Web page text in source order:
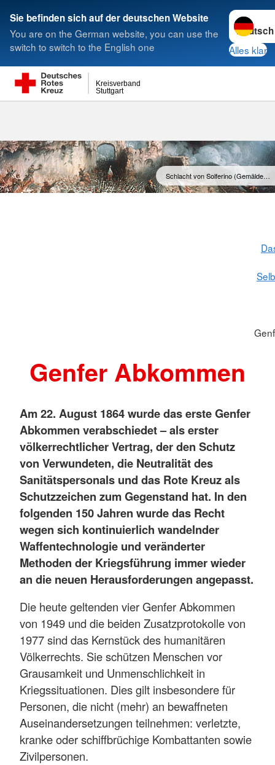
Sie befinden sich auf der deutschen Website
You are on the German website, you can use the
switch to switch to the English one
Sprache
Alles klar
Stuttgart
Kreisverband
Suche
Schlacht von Solferino (Gemälde…
Genfer Abkommen
Am 22. August 1864 wurde das erste Genfer
Abkommen verabschiedet – als erster
völkerrechtlicher Vertrag, der den Schutz
von Verwundeten, die Neutralität des
Sanitätspersonals und das Rote Kreuz als
Schutzzeichen zum Gegenstand hat. In den
folgenden 150 Jahren wurde das Recht
wegen sich kontinuierlich wandelnder
Waffentechnologie und veränderter
Methoden der Kriegsführung immer wieder
an die neuen Herausforderungen angepasst.
Die heute geltenden vier Genfer Abkommen
von 1949 und die beiden Zusatzprotokolle von
1977 sind das Kernstück des humanitären
Völkerrechts. Sie schützen Menschen vor
Grausamkeit und Unmenschlichkeit in
Kriegssituationen. Dies gilt insbesondere für
Personen, die nicht (mehr) an bewaffneten
Auseinandersetzungen teilnehmen: verletzte,
kranke oder schiffbrüchige Kombattanten sowie
Zivilpersonen.